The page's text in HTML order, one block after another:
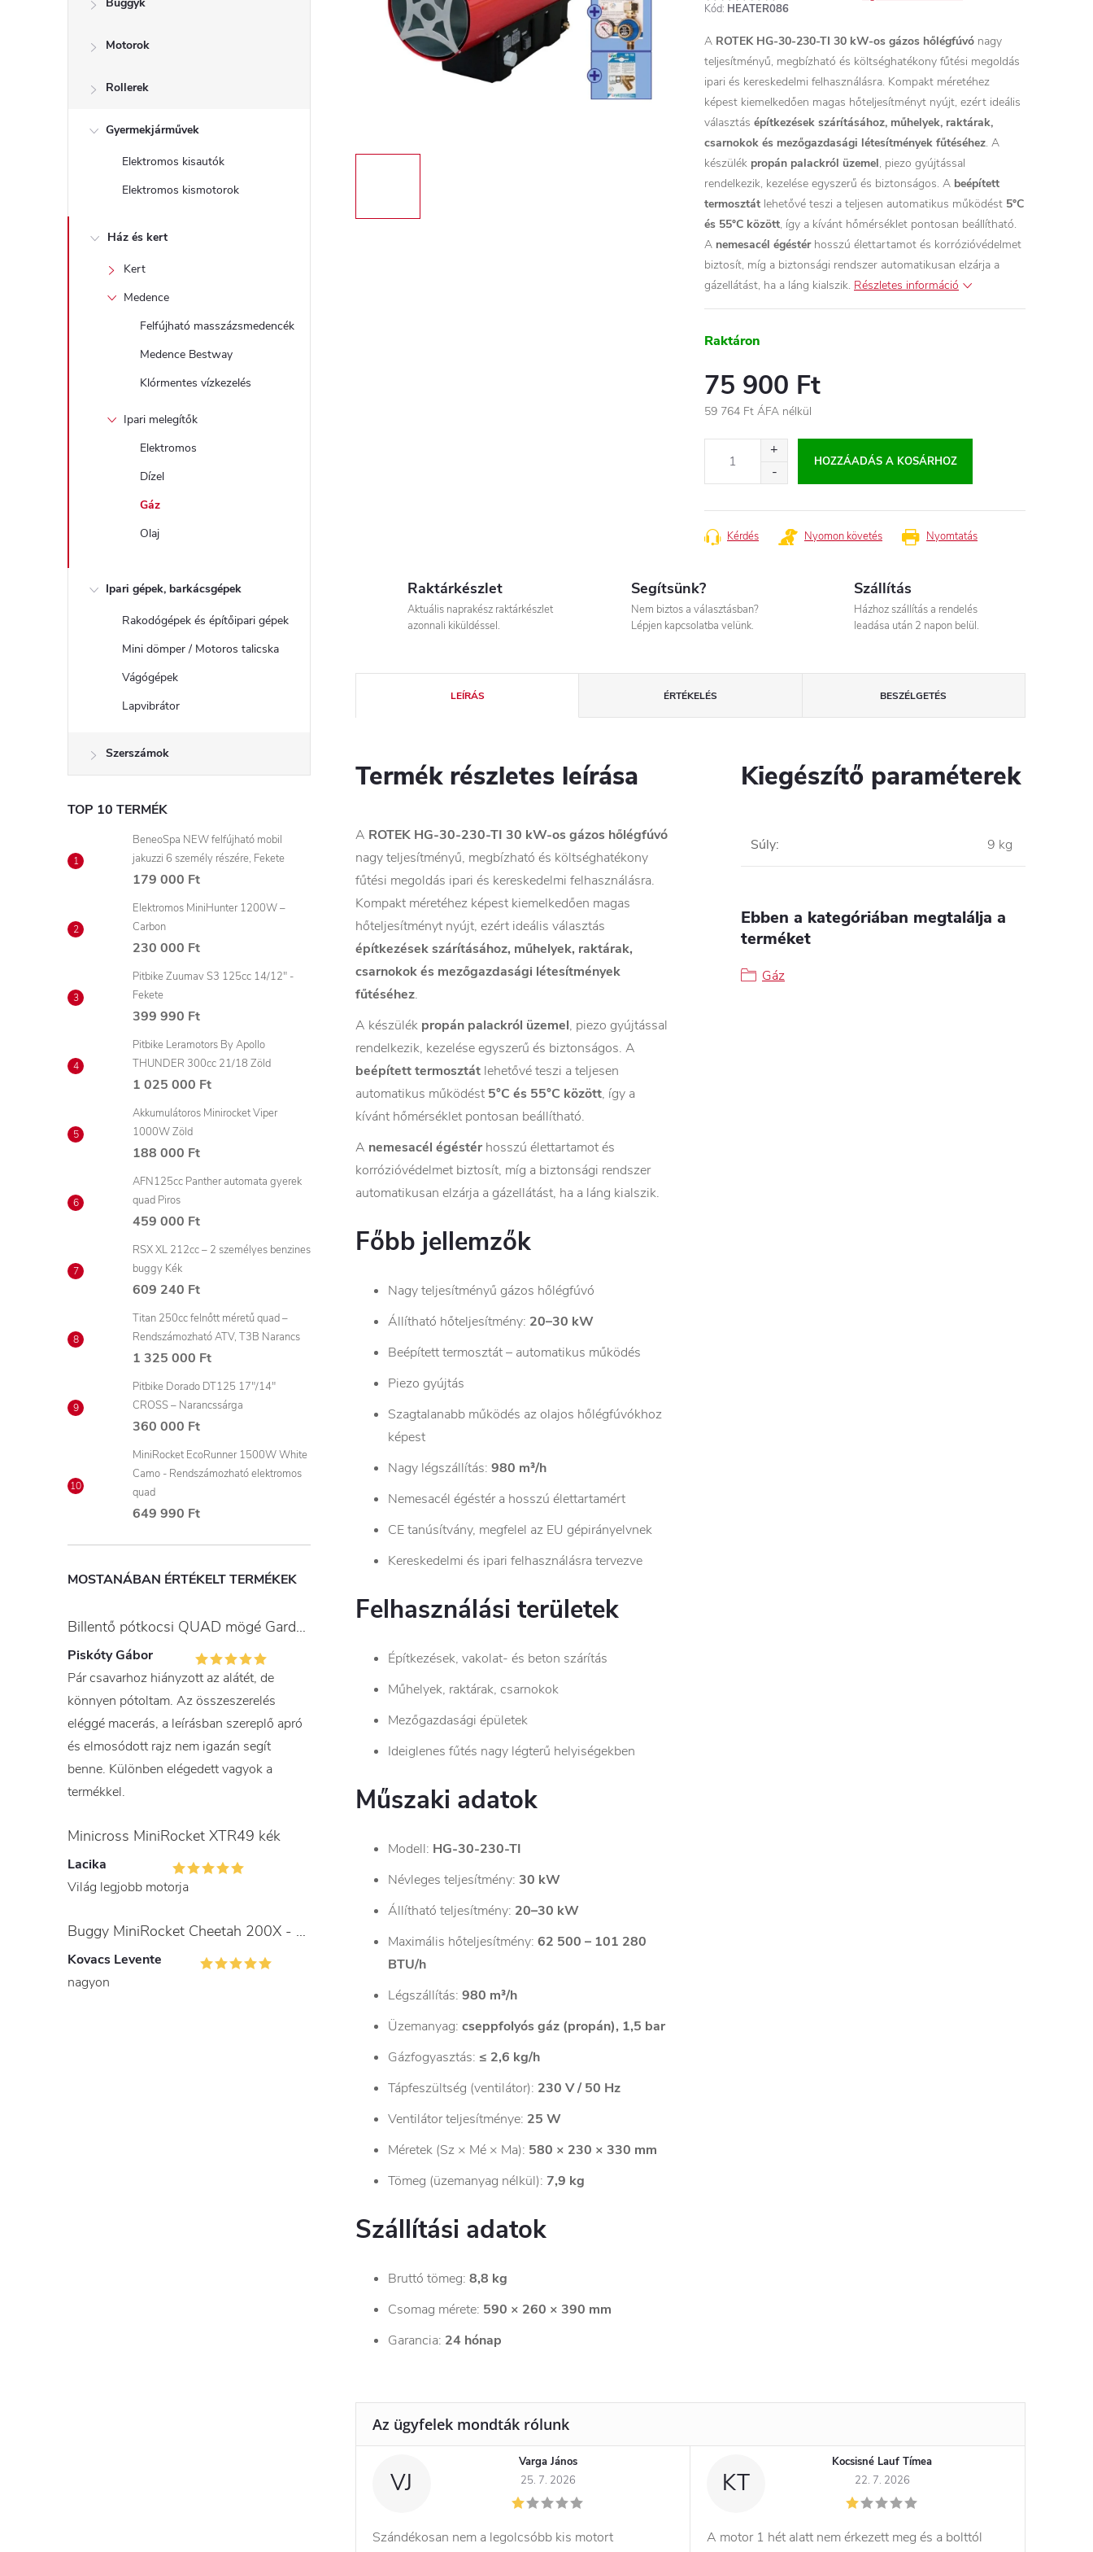
a
Motorok
Rollerek
Gyermekjárművek
Elektromos kisautók
Elektromos kismotorok
Ház és kert
Kert
Medence
Felfújható masszázsmedencék
Medence Bestway
Klórmentes vízkezelés
Ipari melegítők
Elektromos
Dízel
Gáz
Olaj
Ipari gépek, barkácsgépek
Rakodógépek és építőipari gépek
Mini dömper / Motoros talicska
Vágógépek
Lapvibrátor
Szerszámok
TOP 10 TERMÉK
BeneoSpa NEW felfújható mobil
jakuzzi 6 személy részére, Fekete
179 000 Ft
Elektromos MiniHunter 1200W –
Carbon
230 000 Ft
Pitbike Zuumav S3 125cc 14/12" -
Fekete
399 990 Ft
Pitbike Leramotors By Apollo
THUNDER 300cc 21/18 Zöld
1 025 000 Ft
Akkumulátoros Minirocket Viper
1000W Zöld
188 000 Ft
AFN125cc Panther automata gyerek
quad Piros
459 000 Ft
RSX XL 212cc – 2 személyes benzines
buggy Kék
609 240 Ft
Titan 250cc felnőtt méretű quad –
Rendszámozható ATV, T3B Narancs
1 325 000 Ft
Pitbike Dorado DT125 17"/14"
CROSS – Narancssárga
360 000 Ft
MiniRocket EcoRunner 1500W White
Camo - Rendszámozható elektromos
quad
649 990 Ft
MOSTANÁBAN ÉRTÉKELT TERMÉKEK
Billentő pótkocsi QUAD mögé Gardner
Piskóty Gábor
Pár csavarhoz hiányzott az alátét, de
könnyen pótoltam. Az összeszerelés
eléggé macerás, a leírásban szereplő apró
és elmosódott rajz nem igazán segít
benne. Különben elégedett vagyok a
termékkel.
Minicross MiniRocket XTR49 kék
Lacika
Világ legjobb motorja
Buggy MiniRocket Cheetah 200X - gyerekeknek és felnőtteknek
Kovacs Levente
nagyon
Kód: HEATER086
A ROTEK HG-30-230-TI 30 kW-os gázos hőlégfúvó nagy
teljesítményű, megbízható és költséghatékony fűtési megoldás
ipari és kereskedelmi felhasználásra. Kompakt méretéhez
képest kiemelkedően magas hőteljesítményt nyújt, ezért ideális
választás építkezések szárításához, műhelyek, raktárak,
csarnokok és mezőgazdasági létesítmények fűtéséhez. A
készülék propán palackról üzemel, piezo gyújtással
rendelkezik, kezelése egyszerű és biztonságos. A beépített
termosztát lehetővé teszi a teljesen automatikus működést 5°C
és 55°C között, így a kívánt hőmérséklet pontosan beállítható.
A nemesacél égéstérhosszú élettartamot és korrózióvédelmet
biztosít, míg a biztonsági rendszer automatikusan elzárja a
gázellátást, ha a láng kialszik. Részletes információ
Raktáron
75 900 Ft
59 764 Ft ÁFA nélkül
HOZZÁADÁS A KOSÁRHOZ
Nyomtatás
Kérdés Nyomon követés
Raktárkészlet
Aktuális naprakész raktárkészlet
azonnali kiküldéssel.
Segítsünk?
Nem biztos a választásban?
Lépjen kapcsolatba velünk.
Szállítás
Házhoz szállítás a rendelés
leadása után 2 napon belül.
LEÍRÁS ÉRTÉKELÉS BESZÉLGETÉS
Termék részletes leírása
A ROTEK HG-30-230-TI 30 kW-os gázos hőlégfúvó
nagy teljesítményű, megbízható és költséghatékony
fűtési megoldás ipari és kereskedelmi felhasználásra.
Kompakt méretéhez képest kiemelkedően magas
hőteljesítményt nyújt, ezért ideális választás
építkezések szárításához, műhelyek, raktárak,
csarnokok és mezőgazdasági létesítmények
fűtéséhez.
A készülék propán palackról üzemel, piezo gyújtással
rendelkezik, kezelése egyszerű és biztonságos. A
beépített termosztát lehetővé teszi a teljesen
automatikus működést 5°C és 55°C között, így a
kívánt hőmérséklet pontosan beállítható.
A nemesacél égéstér hosszú élettartamot és
korrózióvédelmet biztosít, míg a biztonsági rendszer
automatikusan elzárja a gázellátást, ha a láng kialszik.
Főbb jellemzők
Nagy teljesítményű gázos hőlégfúvó
Állítható hőteljesítmény: 20–30 kW
Beépített termosztát – automatikus működés
Piezo gyújtás
Szagtalanabb működés az olajos hőlégfúvókhoz
képest
Nagy légszállítás: 980 m³/h
Nemesacél égéstér a hosszú élettartamért
CE tanúsítvány, megfelel az EU gépirányelvnek
Kereskedelmi és ipari felhasználásra tervezve
Felhasználási területek
Építkezések, vakolat- és beton szárítás
Műhelyek, raktárak, csarnokok
Mezőgazdasági épületek
Ideiglenes fűtés nagy légterű helyiségekben
Műszaki adatok
Modell: HG-30-230-TI
Névleges teljesítmény: 30 kW
Állítható teljesítmény: 20–30 kW
Maximális hőteljesítmény: 62 500 – 101 280
BTU/h
Légszállítás: 980 m³/h
Üzemanyag: cseppfolyós gáz (propán), 1,5 bar
Gázfogyasztás: ≤ 2,6 kg/h
Tápfeszültség (ventilátor): 230 V / 50 Hz
Ventilátor teljesítménye: 25 W
Méretek (Sz × Mé × Ma): 580 × 230 × 330 mm
Tömeg (üzemanyag nélkül): 7,9 kg
Szállítási adatok
Bruttó tömeg: 8,8 kg
Csomag mérete: 590 × 260 × 390 mm
Garancia: 24 hónap
Kiegészítő paraméterek
Súly: 9 kg
Ebben a kategóriában megtalálja a
terméket
Gáz
VJ
Varga János
25. 7. 2026
Szándékosan nem a legolcsóbb kis motort
KT
Kocsisné Lauf Tímea
22. 7. 2026
A motor 1 hét alatt nem érkezett meg és a bolttól